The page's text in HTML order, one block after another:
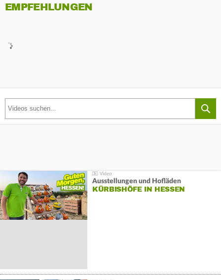
EMPFEHLUNGEN
Ausstellungen und Hofläden
KÜRBISHÖFE IN HESSEN